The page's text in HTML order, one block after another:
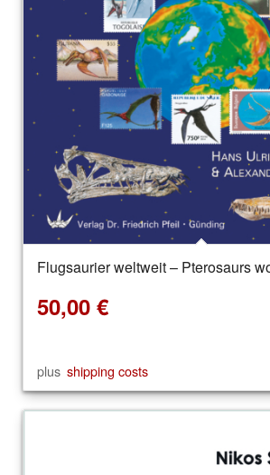
Flugsaurier weltweit – Pterosaurs
50,00 €
plus shipping costs